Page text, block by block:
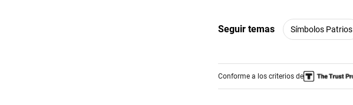
Seguir temas Símbolos Patrios
Conforme a los criterios de